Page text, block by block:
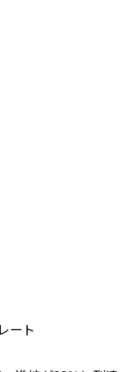
ート